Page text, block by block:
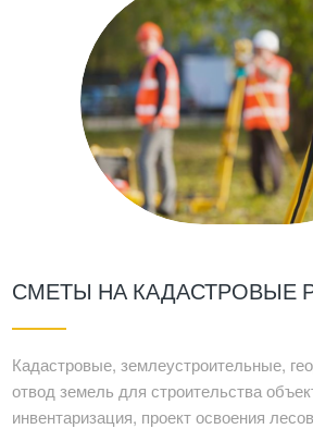
СМЕТЫ НА КАДАСТРОВЫЕ
Кадастровые, землеустроительные,
отвод земель для строительства
инвентаризация, проект освоения